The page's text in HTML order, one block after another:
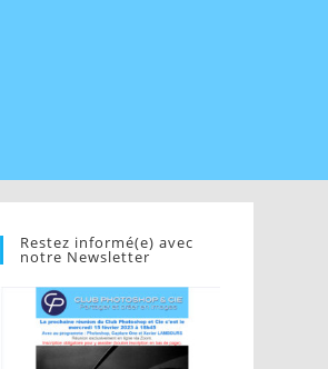
Restez informé(e) avec
notre Newsletter